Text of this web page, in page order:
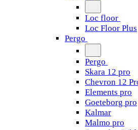
Loc floor
Loc Floor Plus
Pergo
Pergo
Skara 12 pro
Chevron 12
Elements pro
Goeteborg pro
Kalmar
Malmo pro